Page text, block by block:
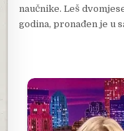
naučnike. Leš
godina, pronađen je u